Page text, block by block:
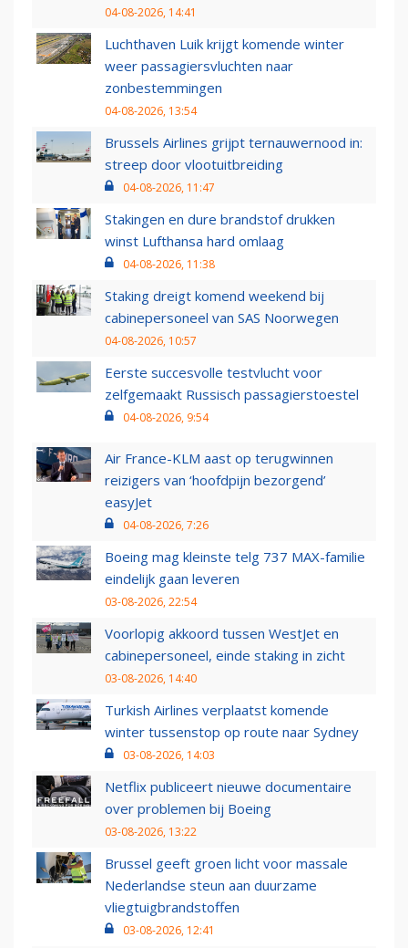
04-08-2026, 14:41
Luchthaven Luik krijgt komende winter
weer passagiersvluchten naar
zonbestemmingen
04-08-2026, 13:54
Brussels Airlines grijpt ternauwernood in:
streep door vlootuitbreiding
04-08-2026, 11:47
Stakingen en dure brandstof drukken
winst Lufthansa hard omlaag
04-08-2026, 11:38
Staking dreigt komend weekend bij
cabinepersoneel van SAS Noorwegen
04-08-2026, 10:57
Eerste succesvolle testvlucht voor
zelfgemaakt Russisch passagierstoestel
04-08-2026, 9:54
Air France-KLM aast op terugwinnen
reizigers van ‘hoofdpijn bezorgend’
easyJet
04-08-2026, 7:26
Boeing mag kleinste telg 737 MAX-familie
eindelijk gaan leveren
03-08-2026, 22:54
Voorlopig akkoord tussen WestJet en
cabinepersoneel, einde staking in zicht
03-08-2026, 14:40
Turkish Airlines verplaatst komende
winter tussenstop op route naar Sydney
03-08-2026, 14:03
Netflix publiceert nieuwe documentaire
over problemen bij Boeing
03-08-2026, 13:22
Brussel geeft groen licht voor massale
Nederlandse steun aan duurzame
vliegtuigbrandstoffen
03-08-2026, 12:41